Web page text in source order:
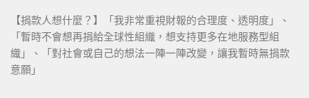
【捐款人想什麼？】「我非常重視財報的合理度、透明度」、
「暫時不會想再捐給全球性組織，想支持更多在地服務型組
織」、「對社會或自己的想法一陣一陣改變，讓我暫時無捐款
意願」